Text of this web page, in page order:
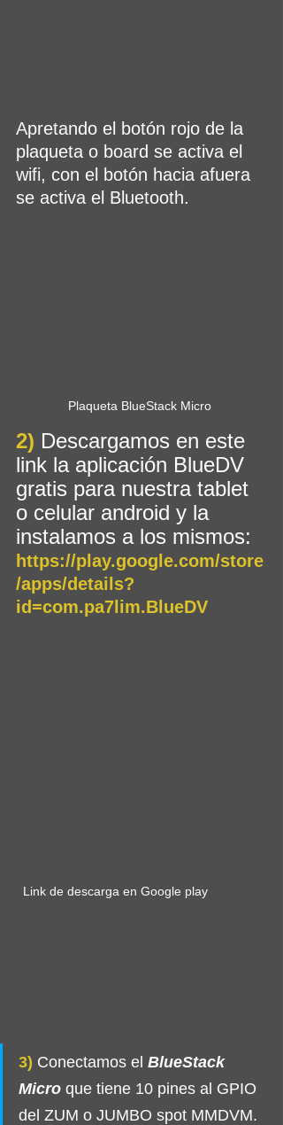
Apretando el botón rojo de la
plaqueta o board se activa el
wifi, con el botón hacia afuera
se activa el Bluetooth.
Plaqueta BlueStack Micro
2) Descargamos en este
link la aplicación BlueDV
gratis para nuestra tablet
o celular android y la
instalamos a los mismos:
https://play.google.com/store
/apps/details?
id=com.pa7lim.BlueDV
Link de descarga en Google play
3) Conectamos el BlueStack
Micro que tiene 10 pines al GPIO
del ZUM o JUMBO spot MMDVM.